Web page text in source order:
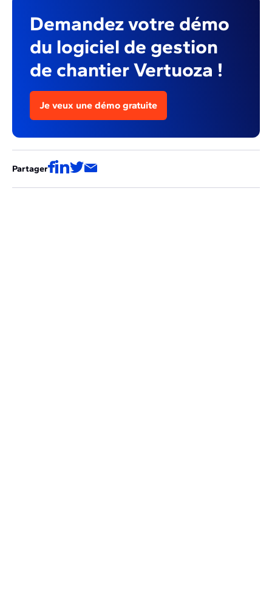
Demandez votre démo
du logiciel de gestion
de chantier Vertuoza !
Je veux une démo gratuite
Partager